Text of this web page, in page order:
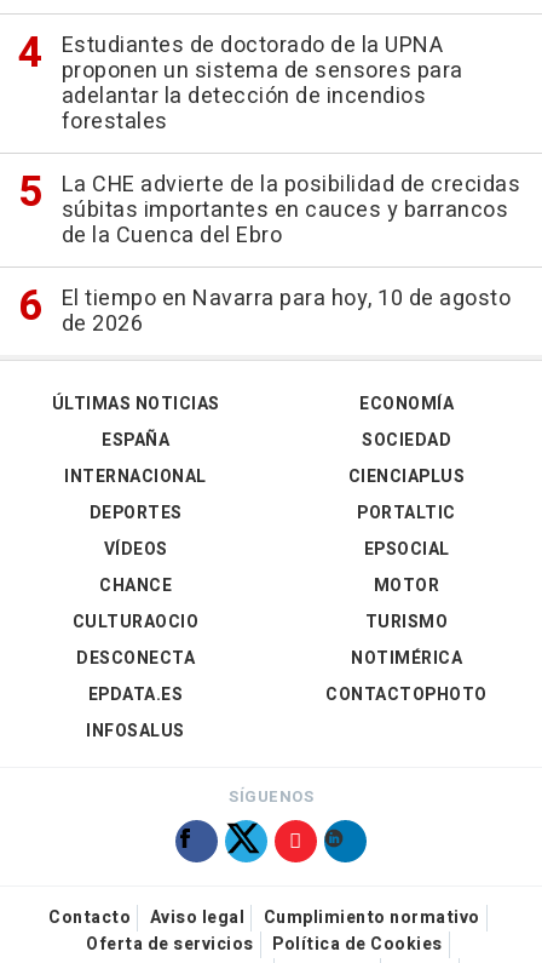
Estudiantes de doctorado de la UPNA
proponen un sistema de sensores para
adelantar la detección de incendios
forestales
La CHE advierte de la posibilidad de crecidas
súbitas importantes en cauces y barrancos
de la Cuenca del Ebro
El tiempo en Navarra para hoy, 10 de agosto
de 2026
ÚLTIMAS NOTICIAS
ESPAÑA
INTERNACIONAL
DEPORTES
VÍDEOS
ECONOMÍA
SOCIEDAD
CIENCIAPLUS
PORTALTIC
EPSOCIAL
CHANCE
CULTURAOCIO
DESCONECTA
EPDATA.ES
INFOSALUS
MOTOR
TURISMO
NOTIMÉRICA
CONTACTOPHOTO
SÍGUENOS
Contacto Aviso legal
Cumplimiento normativo
Oferta de servicios
Política de Cookies